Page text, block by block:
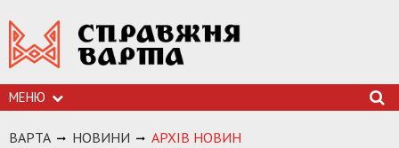
МЕНЮ
ВАРТА НОВИНИ АРХIВ НОВИН